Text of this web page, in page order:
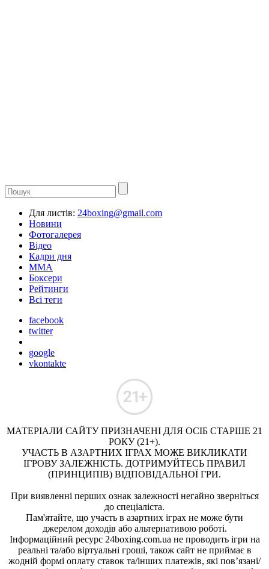
Для листів: 24boxing@gmail.com
Новини
Фотогалерея
Відео
Кадри дня
ММА
Боксери
Рейтинги
Всі теги
facebook
twitter
google
vkontakte
МАТЕРІАЛИ САЙТУ ПРИЗНАЧЕНІ ДЛЯ ОСІБ СТАРШЕ 21
РОКУ (21+).
УЧАСТЬ В АЗАРТНИХ ІГРАХ МОЖЕ ВИКЛИКАТИ
ІГРОВУ ЗАЛЕЖНІСТЬ. ДОТРИМУЙТЕСЬ ПРАВИЛ
(ПРИНЦИПІВ) ВІДПОВІДАЛЬНОЇ ГРИ.
При виявленні перших ознак залежності негайно зверніться
до спеціаліста.
Пам'ятайте, що участь в азартних іграх не може бути
джерелом доходів або альтернативою роботі.
Інформаційний ресурс 24boxing.com.ua не проводить ігри на
реальні та/або віртуальні гроші, також сайт не приймає в
жодній формі оплату ставок та/інших платежів, які пов’язані/